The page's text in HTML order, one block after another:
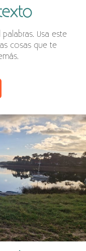
Usa este
cosas que te